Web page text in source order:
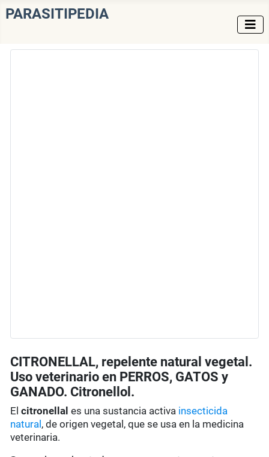
PARASITIPEDIA
CITRONELLAL, repelente natural vegetal.
Uso veterinario en PERROS, GATOS y
GANADO. Citronellol.
Elcitronellal es una sustancia activa insecticida
natural , de origen vegetal, que se usa en la medicina
veterinaria.